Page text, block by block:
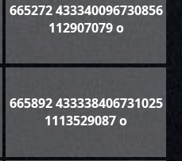
665272 433340096730856
112907079 o
665892 433338406731025
1113529087 o